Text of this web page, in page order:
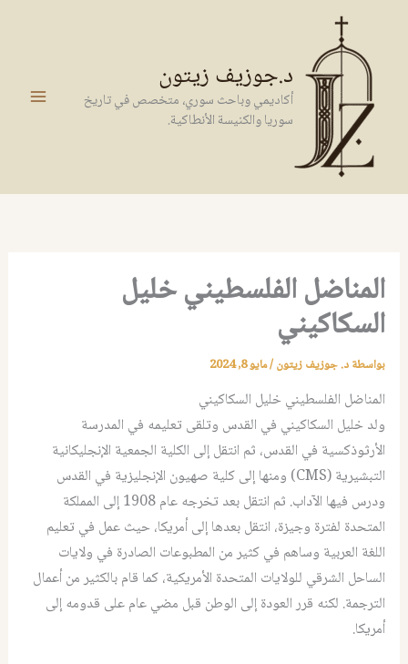
المحتوى
د.جوزيف زيتون
أكاديمي وباحث سوري، متخصص في تاريخ
سوريا والكنيسة الأنطاكية.
المناضل الفلسطيني خليل
السكاكيني
بواسطةد. جوزيف زيتون/مايو 8, 2024
المناضل الفلسطيني خليل السكاكيني
ولد خليل السكاكيني في القدس وتلقى تعليمه في المدرسة
الأرثوذكسية في القدس، ثم انتقل إلى الكلية الجمعية الإنجليكانية
التبشيرية (CMS) ومنها إلى كلية صهيون الإنجليزية في القدس
ودرس فيها الآداب. ثم انتقل بعد تخرجه عام 1908 إلى المملكة
المتحدة لفترة وجيزة، انتقل بعدها إلى أمريكا، حيث عمل في تعليم
اللغة العربية وساهم في كثير من المطبوعات الصادرة في ولايات
الساحل الشرقي للولايات المتحدة الأمريكية، كما قام بالكثير من أعمال
الترجمة. لكنه قرر العودة إلى الوطن قبل مضي عام على قدومه إلى
أمريكا.